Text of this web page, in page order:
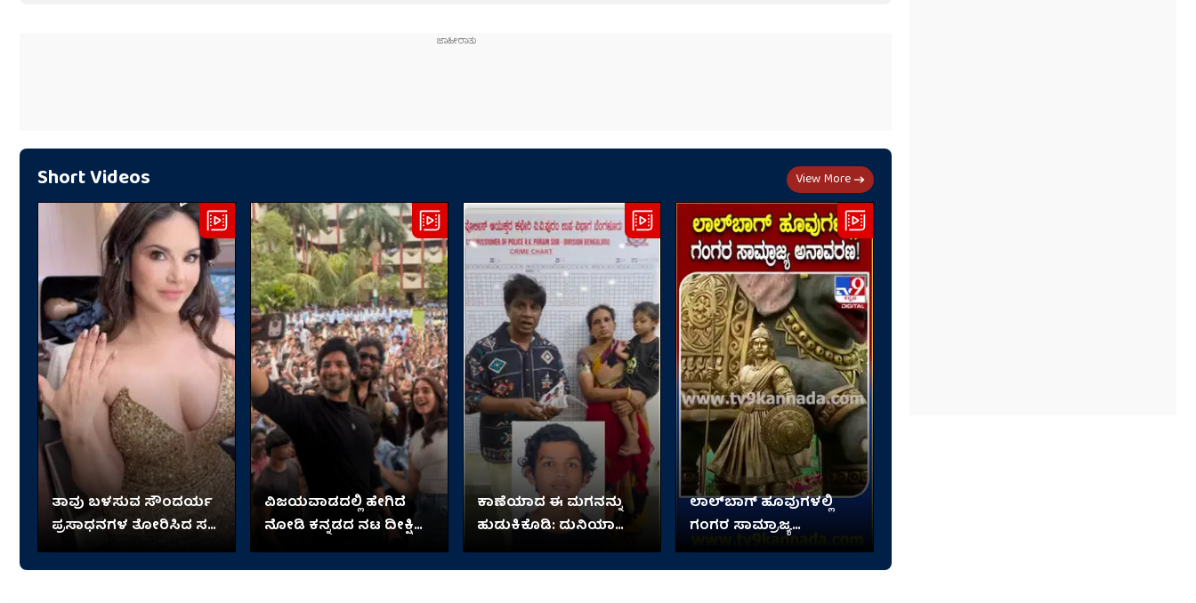
Short Videos View More
ತಾವು ಬಳಸುವ ಸೌಂದರ್ಯ
ಪ್ರಸಾಧನಗಳ ತೋರಿಸಿದ ಸನ್ನಿ
ಲಿಯೋನಿ
ವಿಜಯವಾಡದಲ್ಲಿ ಹೇಗಿದೆ
ನೋಡಿ ಕನ್ನಡದ ನಟ ದೀಕ್ಷಿತ್
ಶೆಟ್ಟಿ ಹವಾ
ಕಾಣೆಯಾದ ಈ ಮಗನನ್ನು
ಹುಡುಕಿಕೊಡಿ: ದುನಿಯಾ
ವಿಜಯ್ ಮನವಿ
ಲಾಲ್​ಬಾಗ್ ಹೂವುಗಳಲ್ಲಿ
ಗಂಗರ ಸಾಮ್ರಾಜ್ಯ
ಅನಾವರಣ